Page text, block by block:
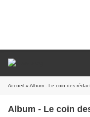
Accueil » Album - Le coin des
Album - Le coin